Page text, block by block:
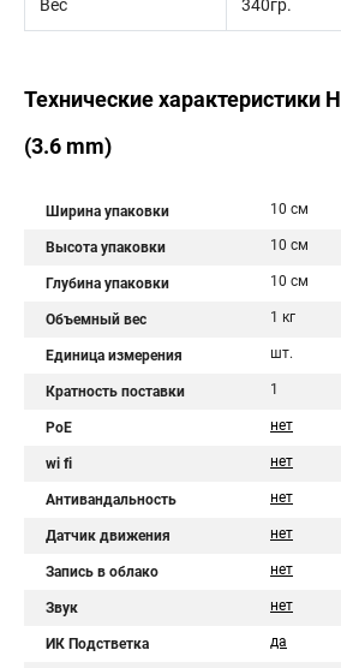
Вес 340гр.
Технические характеристики
(3.6 mm)
Ширина упаковки 10 см
Высота упаковки 10 см
Глубина упаковки 10 см
Объемный вес 1 кг
Единица измерения шт.
Кратность поставки 1
PoE нет
wi fi нет
Антивандальность нет
Датчик движения нет
Запись в облако нет
Звук нет
ИК Подстветка да